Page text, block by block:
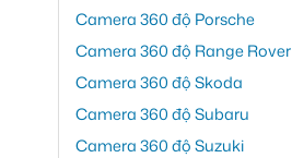
Camera 360 độ Porsche
Camera 360 độ Range Rover
Camera 360 độ Skoda
Camera 360 độ Subaru
Camera 360 độ Suzuki